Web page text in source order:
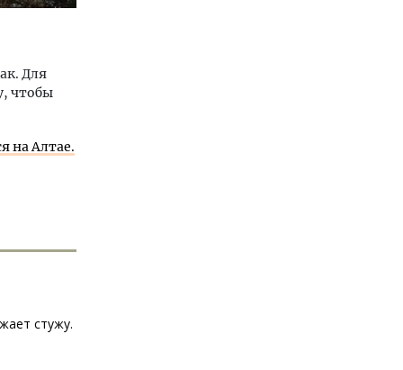
Для
чтобы
на Алтае.
стужу.